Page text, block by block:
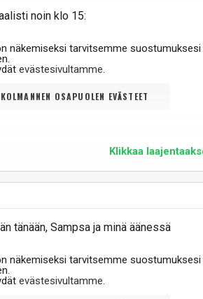
noin klo 15:
näkemiseksi tarvitsemme
evästesivultamme.
OSAPUOLEN EVÄSTEET
Klikkaa
tänään, Sampsa ja minä äänessä
näkemiseksi tarvitsemme
evästesivultamme.